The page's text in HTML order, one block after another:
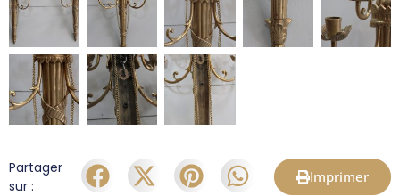
Partager
sur :
Imprimer